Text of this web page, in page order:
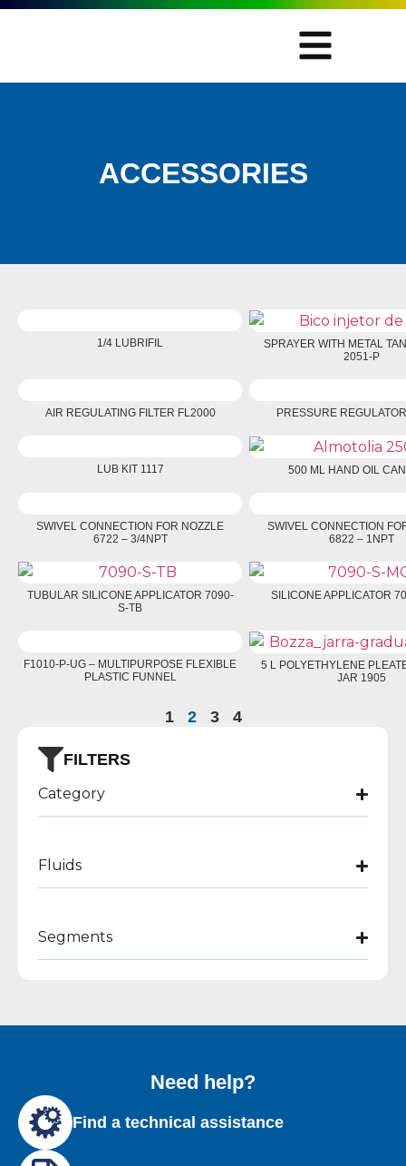
ACCESSORIES
FILTERS
Category
Fluids
Segments
1/4 LUBRIFIL
SPRAYER WITH METAL
2051-P
AIR REGULATING FILTER FL2000 PRESSURE
LUB KIT 1117 500 ML HAND OIL
SWIVEL CONNECTION FOR NOZZLE
6722 – 3/4NPT
SWIVEL CONNECTION
6822 – 1NPT
TUBULAR SILICONE APPLICATOR 7090-
S-TB
SILICONE APPLICATOR
F1010-P-UG – MULTIPURPOSE FLEXIBLE
PLASTIC FUNNEL
5 L POLYETHYLENE
JAR 1905
1 2 3 4
Need help?
Find a technical assistance